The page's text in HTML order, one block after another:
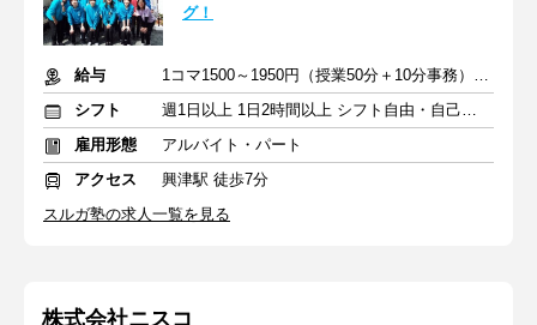
グ！
給与
1コマ1500～1950円（授業50分＋10分事務）＋交通費
シフト
週1日以上 1日2時間以上 シフト自由・自己申告
雇用形態
アルバイト・パート
アクセス
興津駅 徒歩7分
スルガ塾の求人一覧を見る
株式会社ニスコ